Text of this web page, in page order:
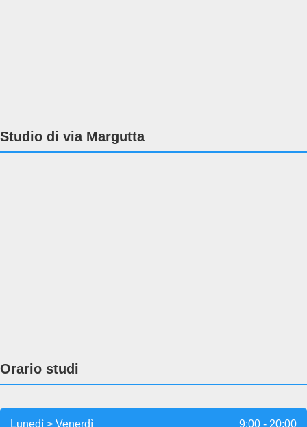
Studio di via Margutta
Orario studi
Lunedì > Venerdì 9:00 - 20:00